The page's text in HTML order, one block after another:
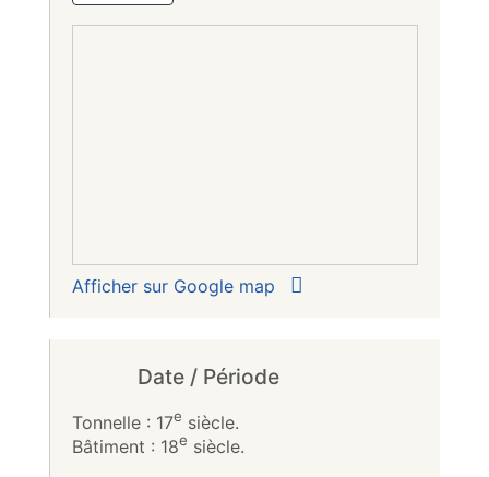
Afficher sur Google map
Date / Période
Tonnelle : 17e siècle.
Bâtiment : 18e siècle.